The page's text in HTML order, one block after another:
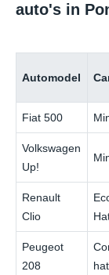
auto's in
Automodel
Fiat 500
Volkswagen
Up!
Renault
Clio
Peugeot
208